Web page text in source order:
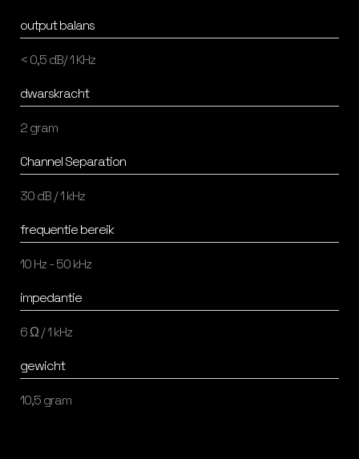
output balans
< 0,5 dB/ 1 KHz
dwarskracht
2 gram
Channel Separation
30 dB / 1 kHz
frequentie bereik
10 Hz - 50 kHz
impedantie
6 Ω / 1 kHz
gewicht
10,5 gram